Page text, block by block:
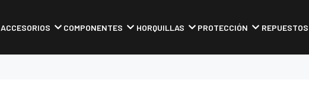
ACCESORIOS COMPONENTES HORQUILLAS PROTECCIÓN REPUESTOS